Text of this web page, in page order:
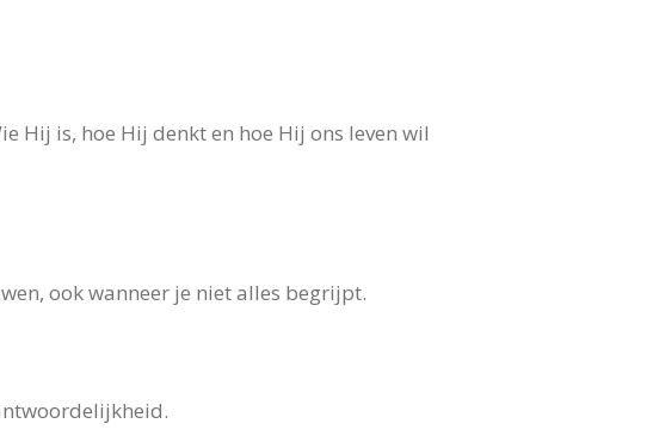
Hij is, hoe Hij denkt en hoe Hij ons leven wil
ook wanneer je niet alles begrijpt.